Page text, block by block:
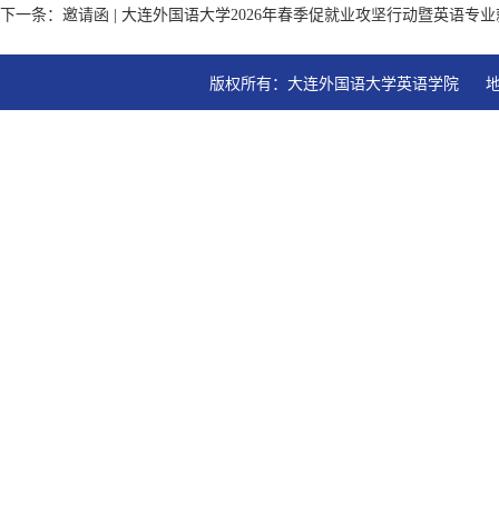
下一条：邀请函 | 大连外国语大学2026年春季促就业攻坚行动暨英语专
版权所有：大连外国语大学英语学院